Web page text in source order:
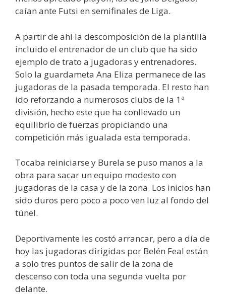
caían ante Futsi en semifinales de Liga.
A partir de ahí la descomposición de la plantilla
incluido el entrenador de un club que ha sido
ejemplo de trato a jugadoras y entrenadores.
Solo la guardameta Ana Eliza permanece de las
jugadoras de la pasada temporada. El resto han
ido reforzando a numerosos clubs de la 1ª
división, hecho este que ha conllevado un
equilibrio de fuerzas propiciando una
competición más igualada esta temporada.
Tocaba reiniciarse y Burela se puso manos a la
obra para sacar un equipo modesto con
jugadoras de la casa y de la zona. Los inicios han
sido duros pero poco a poco ven luz al fondo del
túnel.
Deportivamente les costó arrancar, pero a día de
hoy las jugadoras dirigidas por Belén Feal están
a solo tres puntos de salir de la zona de
descenso con toda una segunda vuelta por
delante.